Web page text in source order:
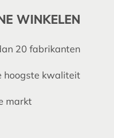
WINKELEN
20 fabrikanten
hoogste kwaliteit
markt